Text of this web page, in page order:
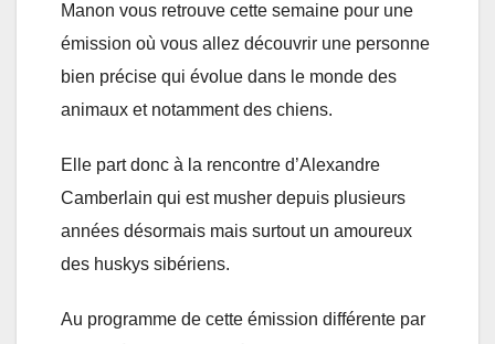
Manon vous retrouve cette semaine pour une
émission où vous allez découvrir une personne
bien précise qui évolue dans le monde des
animaux et notamment des chiens.
Elle part donc à la rencontre d’Alexandre
Camberlain qui est musher depuis plusieurs
années désormais mais surtout un amoureux
des huskys sibériens.
Au programme de cette émission différente par